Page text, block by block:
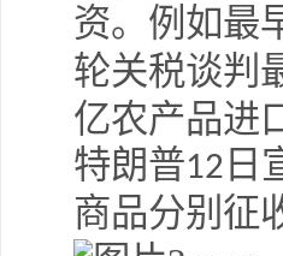
资。例如最
轮关税谈判
亿农产品进
特朗普12 日
商品分别征